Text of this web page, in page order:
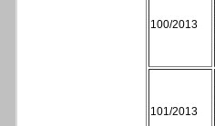
100/2013
101/2013